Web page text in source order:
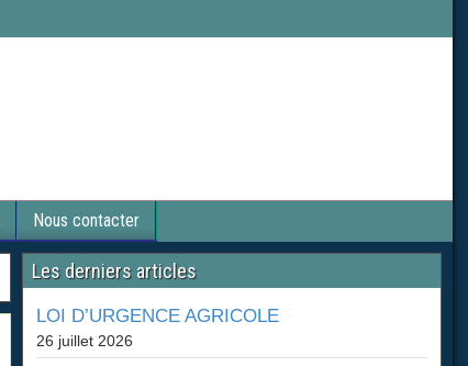
Nous contacter
Les derniers articles
LOI D’URGENCE AGRICOLE
26 juillet 2026